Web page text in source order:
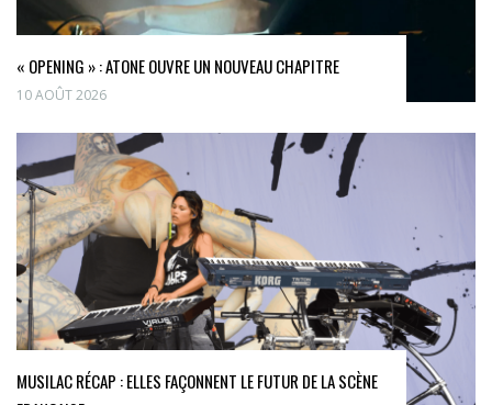
« OPENING » : ATONE OUVRE UN NOUVEAU CHAPITRE
10 AOÛT 2026
MUSILAC RÉCAP : ELLES FAÇONNENT LE FUTUR DE LA SCÈNE